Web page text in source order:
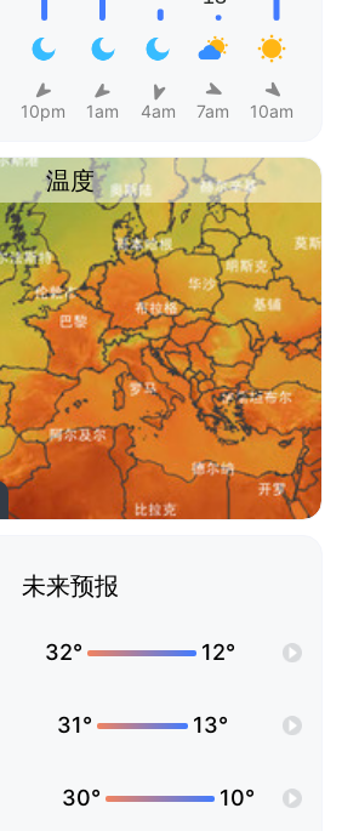
10pm 1am 4am 7am 10am
温度
未来预报
32° 12°
31° 13°
30° 10°